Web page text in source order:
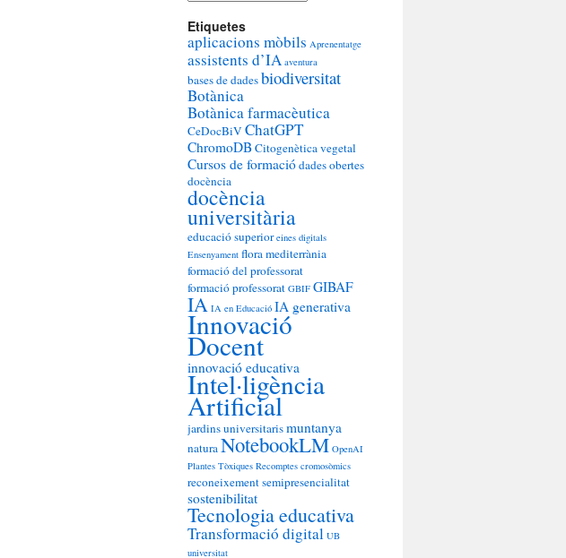
Etiquetes
aplicacions mòbils Aprenentatge
assistents d’IA aventura
bases de dadesbiodiversitat
Botànica
Botànica farmacèutica
CeDocBiV ChatGPT
ChromoDBCitogenètica vegetal
Cursos de formaciódades obertes
docència
docència
universitària
educació superior eines digitals
Ensenyament flora mediterrània
formació del professorat
formació professorat GBIF GIBAF
IA IA en Educació IA generativa
Innovació
Docent
innovació educativa
Intel·ligència
Artificial
jardins universitarismuntanya
naturaNotebookLM OpenAI
Plantes Tòxiques Recomptes cromosòmics
reconeixementsemipresencialitat
sostenibilitat
Tecnologia educativa
Transformació digital UB
universitat